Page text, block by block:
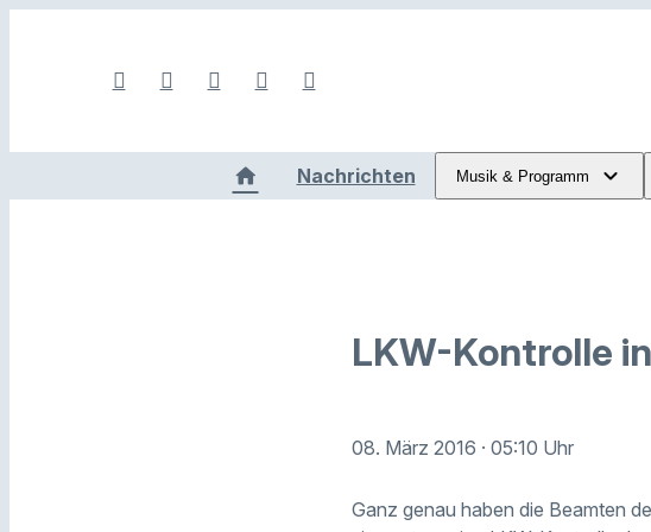
Nachrichten Musik & Programm
LKW-Kontrolle
08. März 2016 · 05:10 Uhr
Ganz genau haben die Beamten